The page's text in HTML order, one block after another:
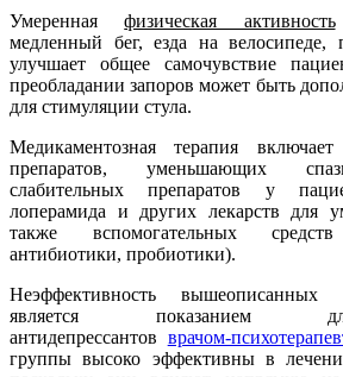
Умереннаяфизическая активность
медленный бег, езда на велосипеде,
улучшает общее самочувствие
преобладании запоров может быть
для стимуляции стула.
Медикаментозная терапия
препаратов, уменьшающих
слабительных препаратов у
лоперамида и других лекарств для
также вспомогательных
антибиотики, пробиотики).
Неэффективность вышеописанных
является показанием
антидепрессантов врачом-
группы высоко эффективны в